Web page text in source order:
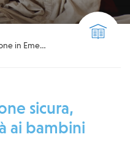
in Emergenza
sicura,
ai bambini